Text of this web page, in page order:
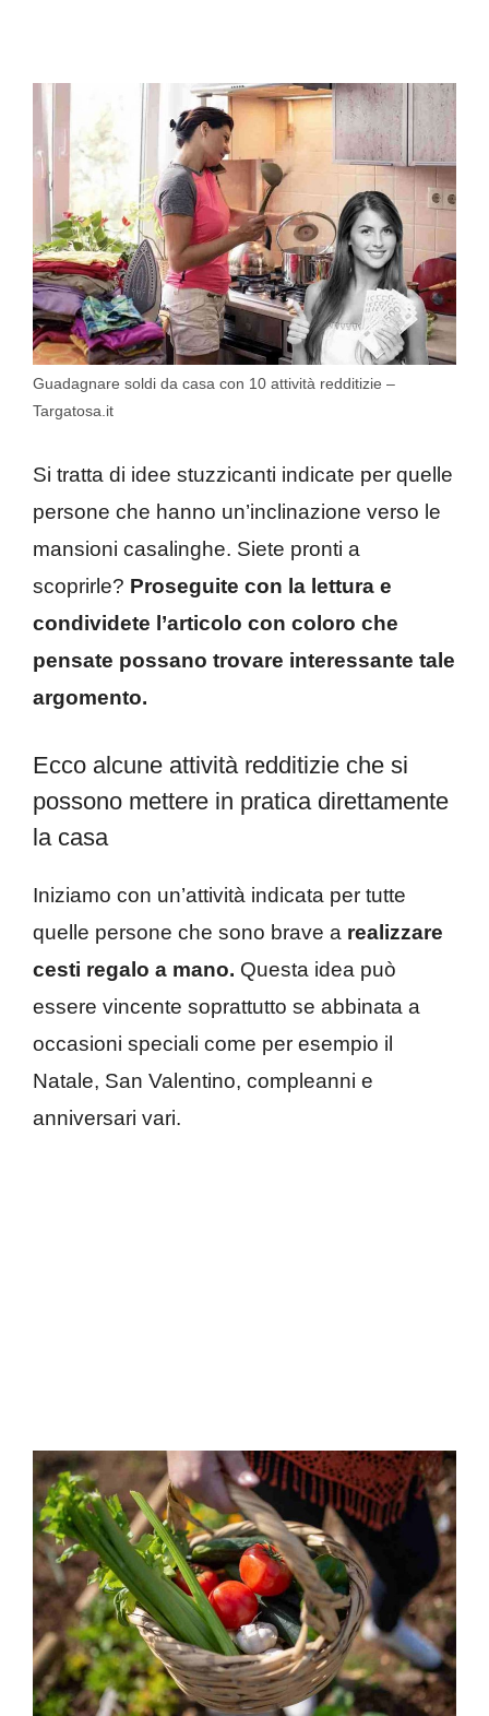
Guadagnare soldi da casa con 10 attività redditizie –
Targatosa.it
Si tratta di idee stuzzicanti indicate per quelle
persone che hanno un’inclinazione verso le
mansioni casalinghe. Siete pronti a
scoprirle? Proseguite con la lettura e
condividete l’articolo con coloro che
pensate possano trovare interessante tale
argomento.
Ecco alcune attività redditizie che si
possono mettere in pratica direttamente
la casa
Iniziamo con un’attività indicata per tutte
quelle persone che sono brave a realizzare
cesti regalo a mano. Questa idea può
essere vincente soprattutto se abbinata a
occasioni speciali come per esempio il
Natale, San Valentino, compleanni e
anniversari vari.